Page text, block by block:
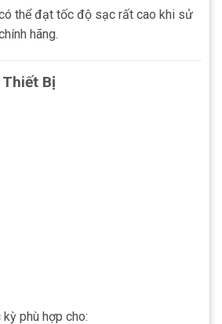
thể đạt tốc độ sạc rất cao khi sử
hãng.
Bị
phù hợp cho: